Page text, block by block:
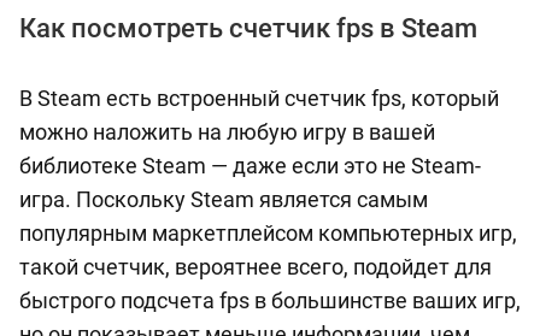
Как посмотреть счетчик fps в Steam
В Steam есть встроенный счетчик fps, который
можно наложить на любую игру в вашей
библиотеке Steam — даже если это не Steam-
игра. Поскольку Steam является самым
популярным маркетплейсом компьютерных игр,
такой счетчик, вероятнее всего, подойдет для
быстрого подсчета fps в большинстве ваших игр,